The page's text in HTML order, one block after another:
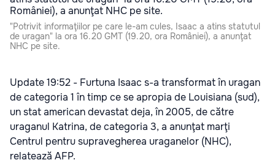
"Potrivit informaţiilor pe care le-am cules, Isaac a atins statutul
de uragan" la ora 16.20 GMT (19.20, ora României), a anunţat
NHC pe site.
Update 19:52 - Furtuna Isaac s-a transformat în uragan
de categoria 1 în timp ce se apropia de Louisiana (sud),
un stat american devastat deja, în 2005, de către
uraganul Katrina, de categoria 3, a anunţat marţi
Centrul pentru supravegherea uraganelor (NHC),
relatează AFP.